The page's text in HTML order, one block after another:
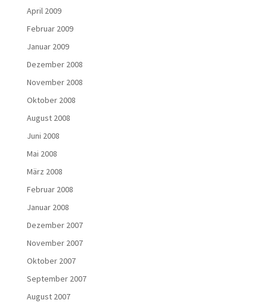
April 2009
Februar 2009
Januar 2009
Dezember 2008
November 2008
Oktober 2008
August 2008
Juni 2008
Mai 2008
März 2008
Februar 2008
Januar 2008
Dezember 2007
November 2007
Oktober 2007
September 2007
August 2007